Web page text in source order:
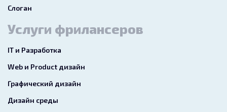
Слоган
Услуги фрилансеров
IT и Разработка
Web и Product дизайн
Графический дизайн
Дизайн среды